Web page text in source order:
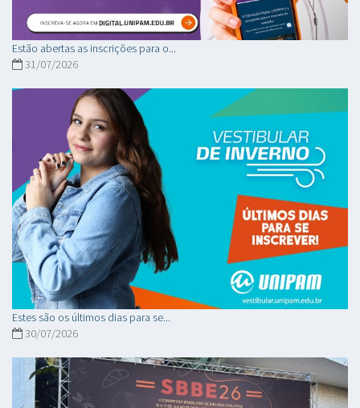
Estão abertas as inscrições para o...
31/07/2026
Estes são os últimos dias para se...
30/07/2026